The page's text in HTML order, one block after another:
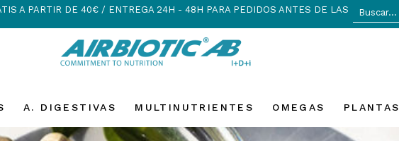
A PARTIR DE 40€ / ENTREGA 24H - 48H PARA PEDIDOS ANTES DE LAS
Search
for:
A. DIGESTIVAS MULTINUTRIENTES OMEGAS PLANTAS